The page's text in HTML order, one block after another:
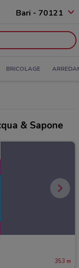
Bari - 70121
BRICOLAGE
& Sapone
353 m